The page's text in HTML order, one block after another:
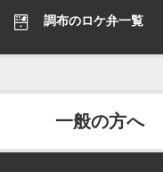
調布のロケ弁一覧
一般の方へ